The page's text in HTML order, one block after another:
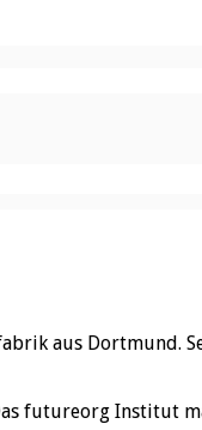
aus Dortmund.
futureorg Institut